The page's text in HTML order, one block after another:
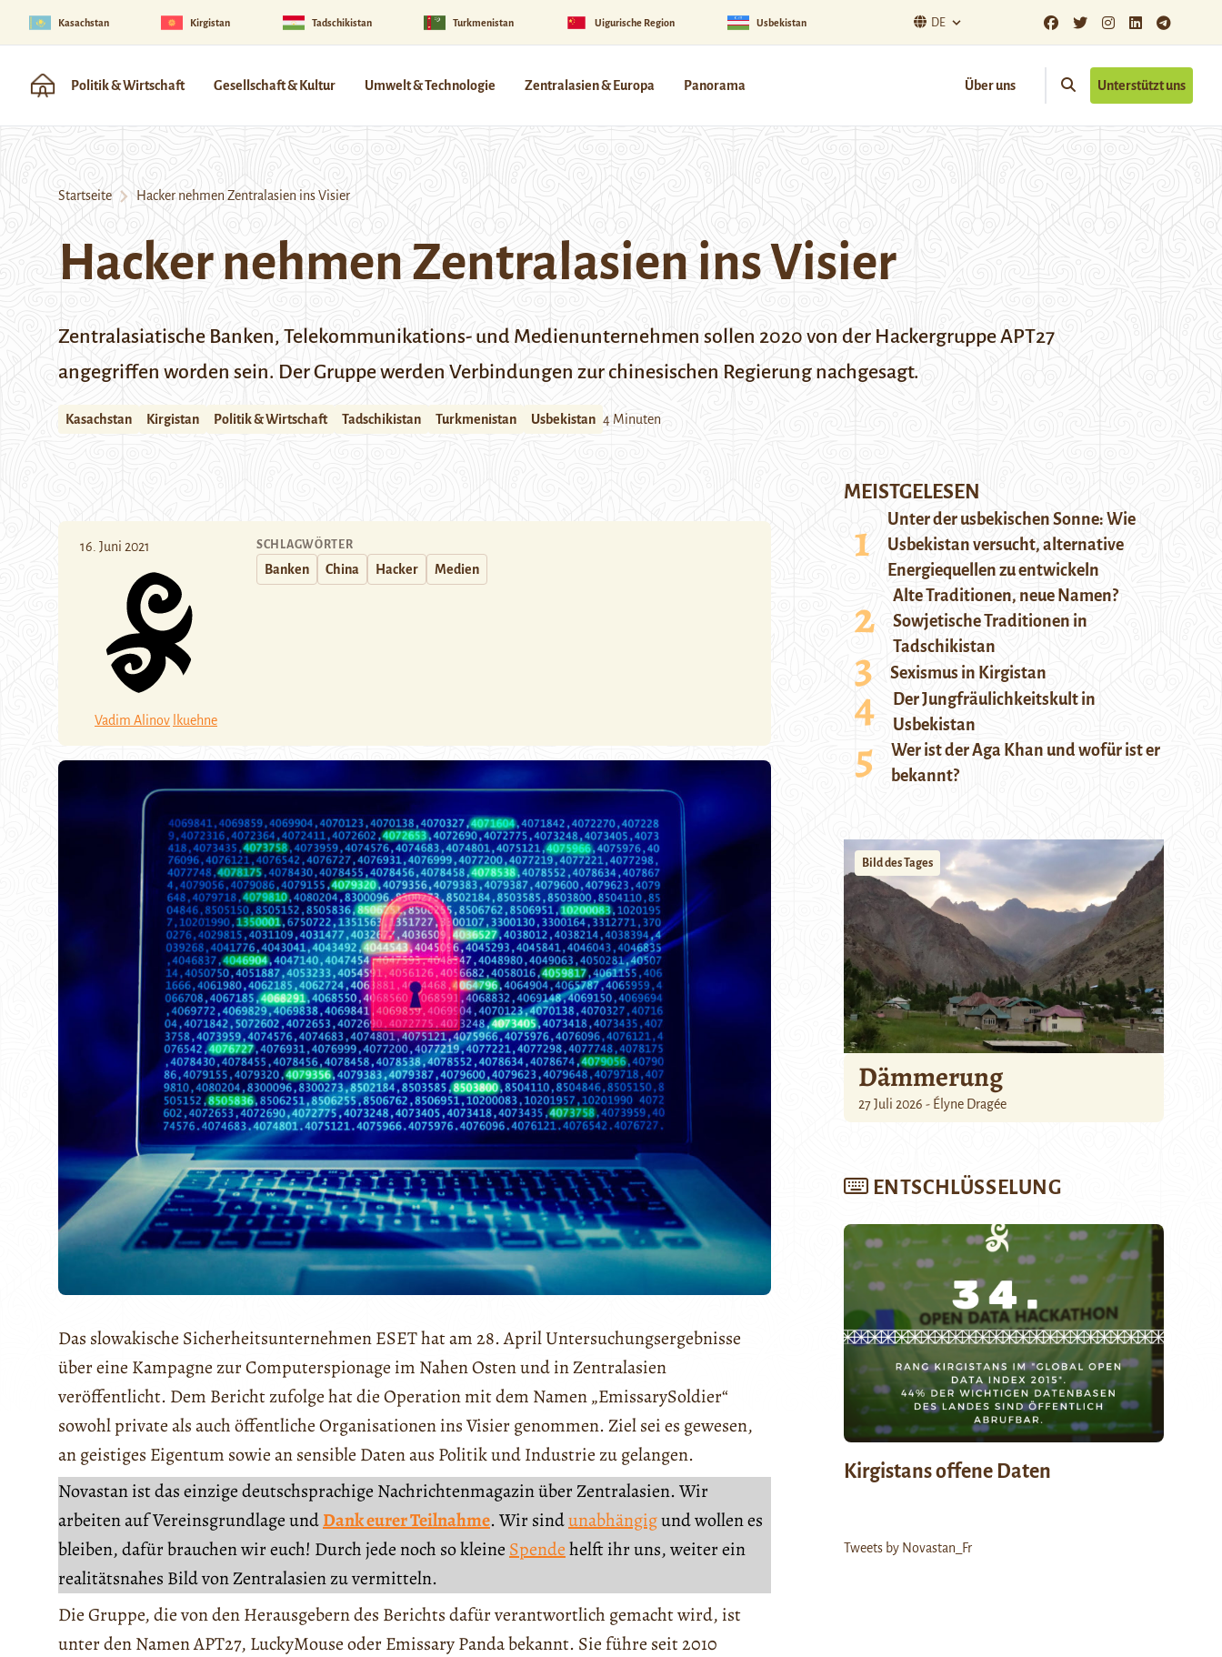
Kasachstan Kirgistan Tadschikistan Turkmenistan Uigurische Region Usbekistan DE
Politik & Wirtschaft Gesellschaft & Kultur Umwelt & Technologie Zentralasien & Europa Panorama Über uns Unterstützt uns
Startseite Hacker nehmen Zentralasien ins Visier
Hacker nehmen Zentralasien ins Visier
Zentralasiatische Banken, Telekommunikations- und Medienunternehmen sollen 2020 von der Hackergruppe APT27
angegriffen worden sein. Der Gruppe werden Verbindungen zur chinesischen Regierung nachgesagt.
Kasachstan Kirgistan Politik & Wirtschaft Tadschikistan Turkmenistan Usbekistan 4 Minuten
16. Juni 2021
Vadim Alinov lkuehne
SCHLAGWÖRTER
Banken China Hacker Medien
Das slowakische Sicherheitsunternehmen ESET hat am 28. April Untersuchungsergebnisse
über eine Kampagne zur Computerspionage im Nahen Osten und in Zentralasien
veröffentlicht. Dem Bericht zufolge hat die Operation mit dem Namen „EmissarySoldier“
sowohl private als auch öffentliche Organisationen ins Visier genommen. Ziel sei es gewesen,
an geistiges Eigentum sowie an sensible Daten aus Politik und Industrie zu gelangen.
Novastan ist das einzige deutschsprachige Nachrichtenmagazin über Zentralasien. Wir
arbeiten auf Vereinsgrundlage undDank eurer Teilnahme. Wir sindunabhängigund wollen es
bleiben, dafür brauchen wir euch! Durch jede noch so kleine Spendehelft ihr uns, weiter ein
realitätsnahes Bild von Zentralasien zu vermitteln.
Die Gruppe, die von den Herausgebern des Berichts dafür verantwortlich gemacht wird, ist
unter den Namen APT27, LuckyMouse oder Emissary Panda bekannt. Sie führe seit 2010
MEISTGELESEN
Unter der usbekischen Sonne: Wie
Usbekistan versucht, alternative
Energiequellen zu entwickeln
Alte Traditionen, neue Namen?
Sowjetische Traditionen in
Tadschikistan
Sexismus in Kirgistan
Der Jungfräulichkeitskult in
Usbekistan
Wer ist der Aga Khan und wofür ist er
bekannt?
Bild des Tages
Dämmerung
27 Juli 2026 - Élyne Dragée
ENTSCHLÜSSELUNG
Kirgistans offene Daten
Tweets by Novastan_Fr